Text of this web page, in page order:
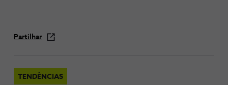
Partilhar
TENDÊNCIAS